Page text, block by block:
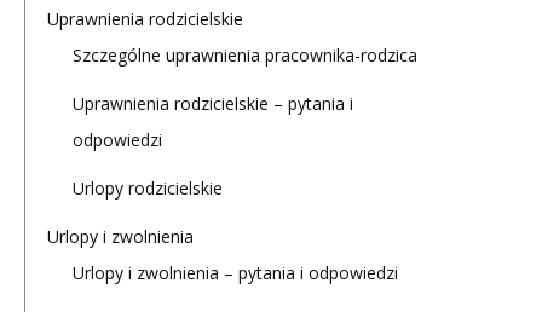
Uprawnienia rodzicielskie
Szczególne uprawnienia pracownika-rodzica
Uprawnienia rodzicielskie – pytania i
odpowiedzi
Urlopy rodzicielskie
Urlopy i zwolnienia
Urlopy i zwolnienia – pytania i odpowiedzi